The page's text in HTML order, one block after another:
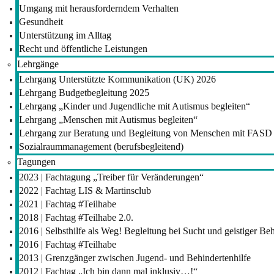
Umgang mit herausforderndem Verhalten
Gesundheit
Unterstützung im Alltag
Recht und öffentliche Leistungen
Lehrgänge
Lehrgang Unterstützte Kommunikation (UK) 2026
Lehrgang Budgetbegleitung 2025
Lehrgang „Kinder und Jugendliche mit Autismus begleiten“
Lehrgang „Menschen mit Autismus begleiten“
Lehrgang zur Beratung und Begleitung von Menschen mit FASD
Sozialraummanagement (berufsbegleitend)
Tagungen
2023 | Fachtagung „Treiber für Veränderungen“
2022 | Fachtag LIS & Martinsclub
2021 | Fachtag #Teilhabe
2018 | Fachtag #Teilhabe 2.0.
2016 | Selbsthilfe als Weg! Begleitung bei Sucht und geistiger
2016 | Fachtag #Teilhabe
2013 | Grenzgänger zwischen Jugend- und Behindertenhilfe
2012 | Fachtag „Ich bin dann mal inklusiv…!“